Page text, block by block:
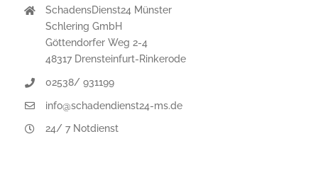
SchadensDienst24 Münster
Schlering GmbH
Göttendorfer Weg 2-4
48317 Drensteinfurt-Rinkerode
02538/ 931199
info@schadendienst24-ms.de
24/ 7 Notdienst